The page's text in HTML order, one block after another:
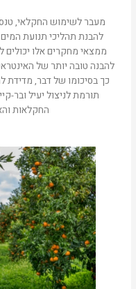
מעבר לשימוש החקלאי,
להבנת תהליכי תנועת
ממצאי מחקרים אלו
להבנה טובה יותר של
כך בסיכומו של דבר, מדידת
תורמת לניצול יעיל
החקלאות